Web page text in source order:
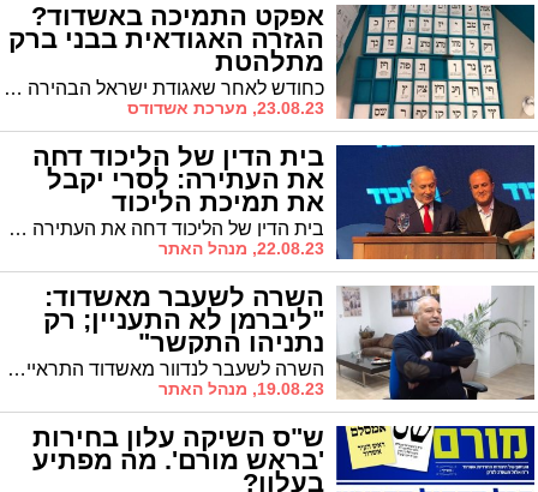
אפקט התמיכה באשדוד?
הגזרה האגודאית בבני ברק
מתלהטת
כחודש לאחר שאגודת ישראל הבהירה כי היא תומכת כגוש אחד בראש העיר ד"ר יחיאל לסרי ותגובתו הדרמטית של אריה דרעי בדמות הצבת מועמד מטעם ש"ס בבני ברק, כעת מתברר כי ב'דגל התורה' בוחנים ברצינות את אפשרות הטלת הווטו על מועמד 'אגודה' בבני ברק חנוך זייברט
23.08.23, מערכת אשדודס
בית הדין של הליכוד דחה
את העתירה: לסרי יקבל
את תמיכת הליכוד
בית הדין של הליכוד דחה את העתירה שהגיש יעקב שטרית וקבע כי לסרי ומפלגתו יקבלו את תמיכת מפלגת השלטון. מה המשמעות פרט למימון בסכום של מיליוני שקלים?
22.08.23, מנהל האתר
השרה לשעבר מאשדוד:
"ליברמן לא התעניין; רק
נתניהו התקשר"
השרה לשעבר לנדוור מאשדוד התראיינה ל'מעריב' שם סיפרה כי רה"מ היה היחיד שהתקשר להתעניין בשלומה לאחר שעברה ניתוח להסרת גידול. ומה דעתה על הרפורמה?
19.08.23, מנהל האתר
ש"ס השיקה עלון בחירות
'בראש מורם'. מה מפתיע
בעלון?